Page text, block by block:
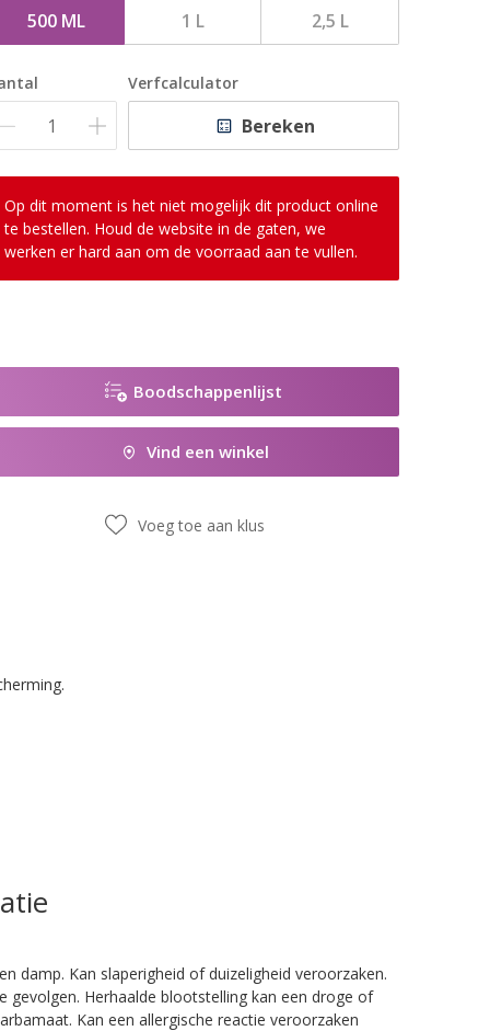
500 ML 1 L 2,5 L
Verfcalculator
Bereken
Op dit moment is het niet mogelijk dit product online
te bestellen. Houd de website in de gaten, we
werken er hard aan om de voorraad aan te vullen.
Boodschappenlijst
Vind een winkel
Voeg toe aan klus
damp. Kan slaperigheid of duizeligheid veroorzaken.
Herhaalde blootstelling kan een droge of
Kan een allergische reactie veroorzaken